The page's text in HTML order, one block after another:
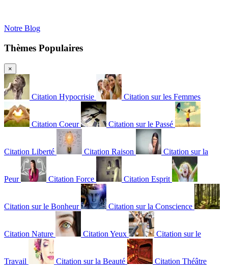
Notre Blog
Thèmes Populaires
×
Citation Hypocrisie Citation sur les Femmes
Citation Coeur Citation sur le Passé
Citation Liberté Citation Raison Citation sur la
Peur Citation Force Citation Esprit
Citation sur le Bonheur Citation sur la Conscience
Citation Nature Citation Yeux Citation sur le
Travail Citation sur la Beauté Citation Théâtre